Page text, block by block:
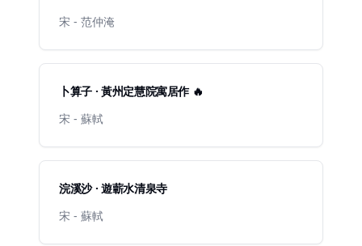
宋 - 范仲淹
卜算子 · 黃州定慧院寓居作 🔥
宋 - 蘇軾
浣溪沙 · 遊蘄水清泉寺
宋 - 蘇軾